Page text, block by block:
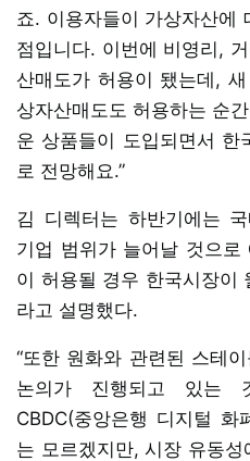
죠. 이용자들이 가상자산에
점입니다. 이번에 비영리,
산매도가 허용이 됐는데,
상자산매도도 허용하는 순
운 상품들이 도입되면서 한
로 전망해요.”
김 디렉터는 하반기에는
기업 범위가 늘어날 것으로
이 허용될 경우 한국시장이
라고 설명했다.
“또한 원화와 관련된 스테
논의가 진행되고 있는
CBDC(중앙은행 디지털 화
는 모르겠지만, 시장 유동